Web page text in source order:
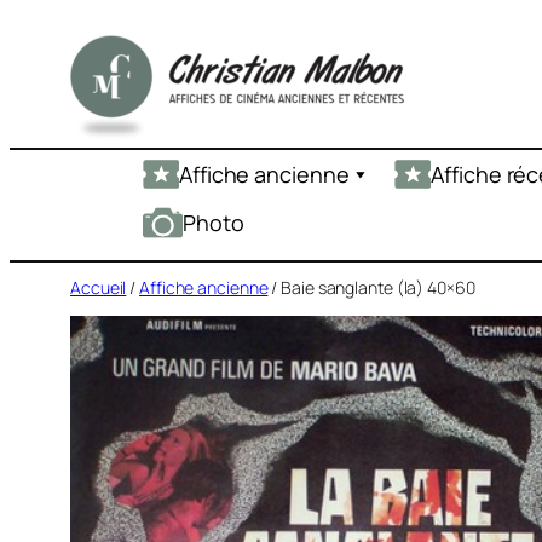
contenu
Affiche ancienne Affiche
Photo
Accueil /Affiche ancienne/ Baie sanglante (la) 40×60